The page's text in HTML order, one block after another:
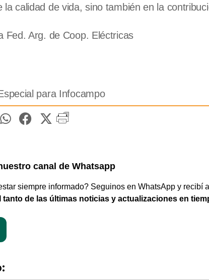
la calidad de vida, sino también en la
Fed. Arg. de Coop. Eléctricas
para Infocampo
canal de Whatsapp
siempre informado? Seguinos en WhatsApp y recibí
tanto de las últimas noticias y actualizaciones en